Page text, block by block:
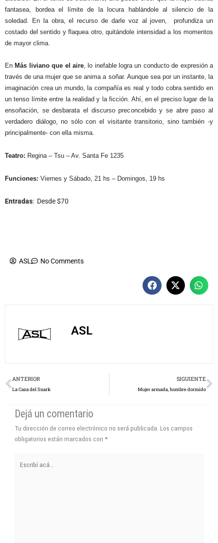
fantasea, bordea el límite de la locura hablándole al silencio de la
soledad. En la obra, el recurso de darle voz al joven,
profundiza un
costado del sentido y flaquea otro, quitándole intensidad a los momentos
de mayor clima.
En Más liviano que el aire, lo inefable logra un conducto de expresión a
través de una mujer que se anima a soñar. Aunque sea por un instante, la
imaginación crea un mundo, la compañía es real y todo cobra sentido en
un tenso límite entre la realidad y la ficción. Ahí, en el preciso lugar de la
ensoñación, se desbarata el discurso preconcebido y se abre paso al
verdadero diálogo, no sólo con el visitante transitorio, sino también -y
principalmente- con ella misma.
Teatro: Regina – Tsu – Av. Santa Fe 1235
Funciones: Viernes y Sábado, 21 hs – Domingos, 19 hs
Entradas: Desde $70
ASL No Comments
ASL
Prev
ANTERIOR
La Caza del Snark
SIGUIENTE
Mujer armada, hombre dormido
Dejá un comentario
Tu dirección de correo electrónico no será publicada. Los campos
obligatorios están marcados con *
acá...